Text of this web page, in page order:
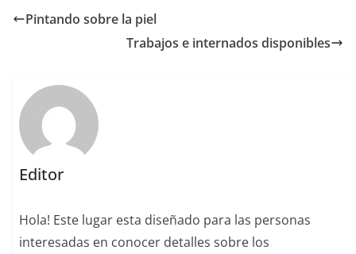
Pintando sobre la piel
Trabajos e internados disponibles
Editor
Hola! Este lugar esta diseñado para las personas
interesadas en conocer detalles sobre los